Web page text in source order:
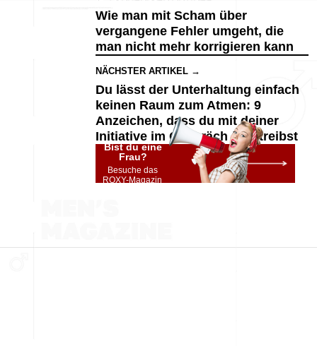
Wie man mit Scham über
vergangene Fehler umgeht, die
man nicht mehr korrigieren kann
NÄCHSTER ARTIKEL →
Du lässt der Unterhaltung einfach
keinen Raum zum Atmen: 9
Anzeichen, dass du mit deiner
Initiative im Gespräch übertreibst
Bist du eine
Frau?
Besuche das
ROXY-Magazin